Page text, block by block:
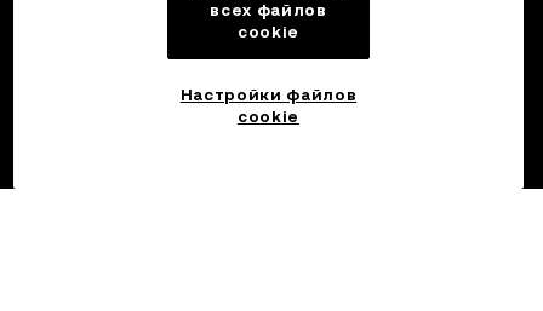
всех файлов
cookie
Настройки файлов
cookie